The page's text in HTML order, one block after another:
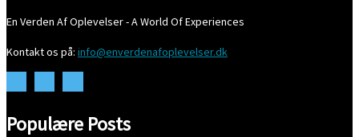
En Verden Af Oplevelser - A World Of Experiences
Kontakt os på: info@enverdenafoplevelser.dk
Populære Posts